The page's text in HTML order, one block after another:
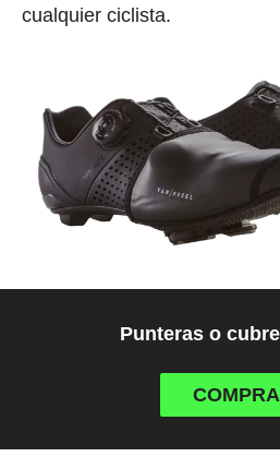
cualquier ciclista.
Punteras o